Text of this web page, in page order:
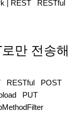
| REST
RESTful
만 전송해
RESTful
POST
PUT